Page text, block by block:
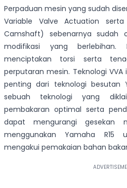
Perpaduan mesin yang sudah
Variable Valve Actuation serta
Camshaft) sebenarnya sudah
modifikasi yang berlebihan.
menciptakan torsi serta
perputaran mesin. Teknologi
penting dari teknologi besutan
sebuah teknologi yang
pembakaran optimal serta
dapat mengurangi gesekan
menggunakan Yamaha R15
mengakui pemakaian bahan